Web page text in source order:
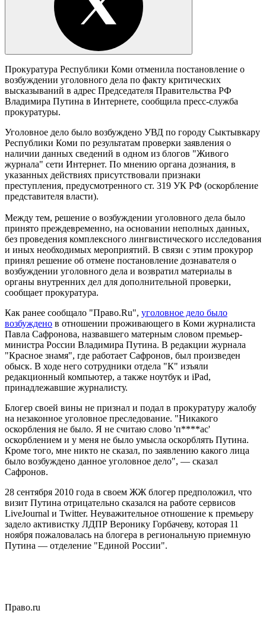
Прокуратура Республики Коми отменила постановление о
возбуждении уголовного дела по факту критических
высказываний в адрес Председателя Правительства РФ
Владимира Путина в Интернете, сообщила пресс-служба
прокуратуры.
Уголовное дело было возбуждено УВД по городу Сыктывкару
Республики Коми по результатам проверки заявления о
наличии данных сведений в одном из блогов "Живого
журнала" сети Интернет. По мнению органа дознания, в
указанных действиях присутствовали признаки
преступления, предусмотренного ст. 319 УК РФ (оскорбление
представителя власти).
Между тем, решение о возбуждении уголовного дела было
принято преждевременно, на основании неполных данных,
без проведения комплексного лингвистического исследования
и иных необходимых мероприятий. В связи с этим прокурор
принял решение об отмене постановление дознавателя о
возбуждении уголовного дела и возвратил материалы в
органы внутренних дел для дополнительной проверки,
сообщает прокуратура.
Как ранее сообщало "Право.Ru", уголовное дело было
возбуждено в отношении проживающего в Коми журналиста
Павла Сафронова, назвавшего матерным словом премьер-
министра России Владимира Путина. В редакции журнала
"Красное знамя", где работает Сафронов, был произведен
обыск. В ходе него сотрудники отдела "К" изъяли
редакционный компьютер, а также ноутбук и iPad,
принадлежавшие журналисту.
Блогер своей вины не признал и подал в прокуратуру жалобу
на незаконное уголовное преследование. "Никакого
оскорбления не было. Я не считаю слово 'п****ас'
оскорблением и у меня не было умысла оскорблять Путина.
Кроме того, мне никто не сказал, по заявлению какого лица
было возбуждено данное уголовное дело", — сказал
Сафронов.
28 сентября 2010 года в своем ЖЖ блогер предположил, что
визит Путина отрицательно сказался на работе сервисов
LiveJournal и Twitter. Неуважительное отношение к премьеру
задело активистку ЛДПР Веронику Горбачеву, которая 11
ноября пожаловалась на блогера в региональную приемную
Путина — отделение "Единой России".
Право.ru